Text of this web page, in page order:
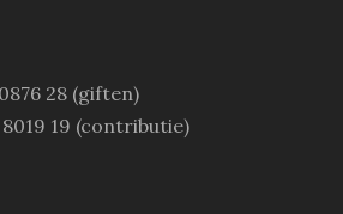
28 (giften)
19 (contributie)